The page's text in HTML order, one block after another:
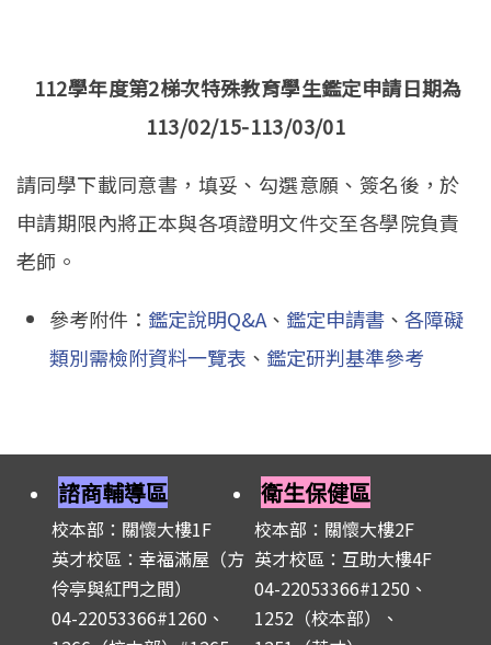
112學年度第2梯次特殊教育學生鑑定申請日期為
113/02/15-113/03/01
請同學下載同意書，填妥、勾選意願、簽名後，於
申請期限內將正本與各項證明文件交至各學院負責
老師。
參考附件： 鑑定說明Q&A、 鑑定申請書 、 各障礙
類別需檢附資料一覽表 、 鑑定研判基準參考
諮商輔導區
校本部：關懷大樓1F
英才校區：幸福滿屋（方
伶亭與紅門之間）
04-22053366#1260、
衛生保健區
校本部：關懷大樓2F
英才校區：互助大樓4F
04-22053366#1250、
1252（校本部）、